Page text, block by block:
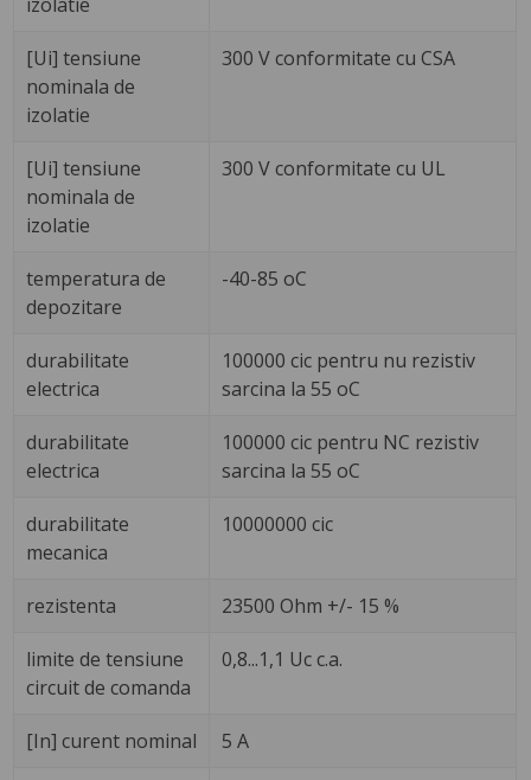
[Ui] tensiune
nominala de
izolatie
300 V conformitate cu CSA
[Ui] tensiune
nominala de
izolatie
300 V conformitate cu UL
temperatura de
depozitare
-40-85 oC
durabilitate
electrica
100000 cic pentru nu rezistiv
sarcina la 55 oC
durabilitate
electrica
100000 cic pentru NC rezistiv
sarcina la 55 oC
durabilitate
mecanica
10000000 cic
rezistenta 23500 Ohm +/- 15 %
limite de tensiune
circuit de comanda
0,8...1,1 Uc c.a.
[In] curent nominal 5 A